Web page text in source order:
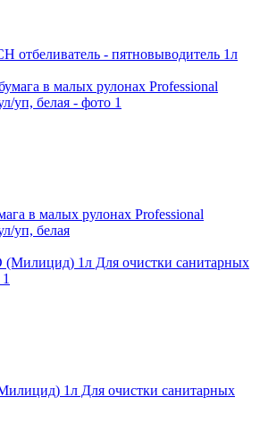
отбеливатель - пятновыводитель 1л
в малых рулонах Professional
уп, белая
1л Для очистки санитарных